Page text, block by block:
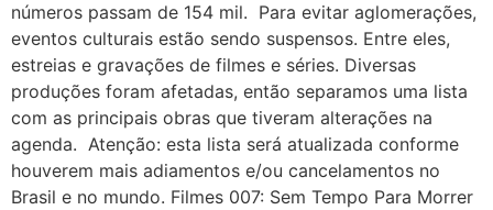
números passam de 154 mil. Para evitar aglomerações,
eventos culturais estão sendo suspensos. Entre eles,
estreias e gravações de filmes e séries. Diversas
produções foram afetadas, então separamos uma lista
com as principais obras que tiveram alterações na
agenda. Atenção: esta lista será atualizada conforme
houverem mais adiamentos e/ou cancelamentos no
Brasil e no mundo. Filmes 007: Sem Tempo Para Morrer